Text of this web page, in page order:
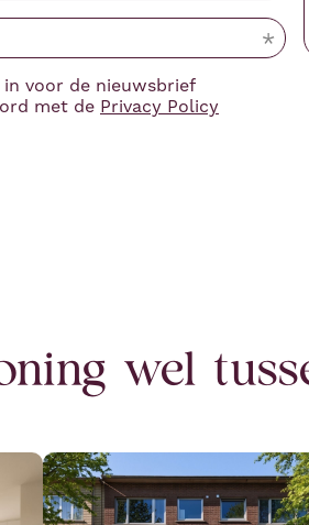
voor de nieuwsbrief
met de Privacy Policy
wel